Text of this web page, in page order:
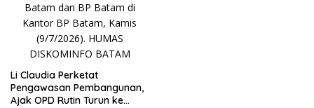
Li Claudia Perketat
Pengawasan Pembangunan,
Ajak OPD Rutin Turun ke